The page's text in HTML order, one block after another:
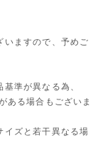
ますので、予めご
準が異なる為、
ある場合もございま
イズと若干異なる場